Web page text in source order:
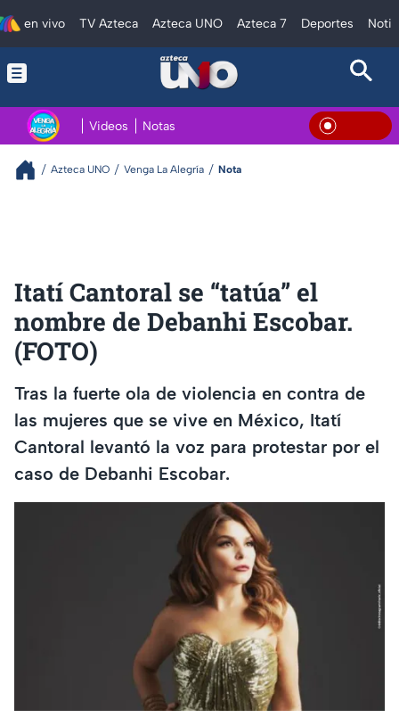
en vivo TV Azteca Azteca UNO Azteca 7 Deportes
Videos Notas En
Azteca UNO Venga La Alegría Nota
Itatí Cantoral se “tatúa” el
nombre de Debanhi Escobar.
(FOTO)
Tras la fuerte ola de violencia en contra de
las mujeres que se vive en México, Itatí
Cantoral levantó la voz para protestar por el
caso de Debanhi Escobar.